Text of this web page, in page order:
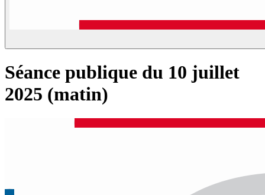
Séance publique du 10 juillet
2025 (matin)